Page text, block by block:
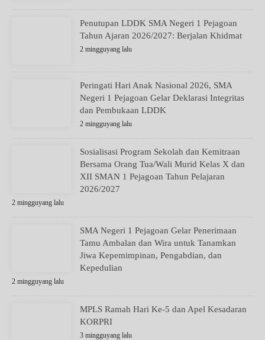
Penutupan LDDK SMA Negeri 1 Pejagoan
Tahun Ajaran 2026/2027: Berjalan Khidmat
2 mingguyang lalu
Peringati Hari Anak Nasional 2026, SMA
Negeri 1 Pejagoan Gelar Deklarasi Integritas
dan Pembukaan LDDK
2 mingguyang lalu
Sosialisasi Program Sekolah dan Kemitraan
Bersama Orang Tua/Wali Murid Kelas X dan
XII SMAN 1 Pejagoan Tahun Pelajaran
2026/2027
2 mingguyang lalu
SMA Negeri 1 Pejagoan Gelar Penerimaan
Tamu Ambalan dan Wira untuk Tanamkan
Jiwa Kepemimpinan, Pengabdian, dan
Kepedulian
2 mingguyang lalu
MPLS Ramah Hari Ke-5 dan Apel Kesadaran
KORPRI
3 mingguyang lalu